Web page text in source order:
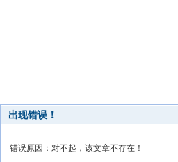
出现错误！
错误原因：对不起，该文章不存在！